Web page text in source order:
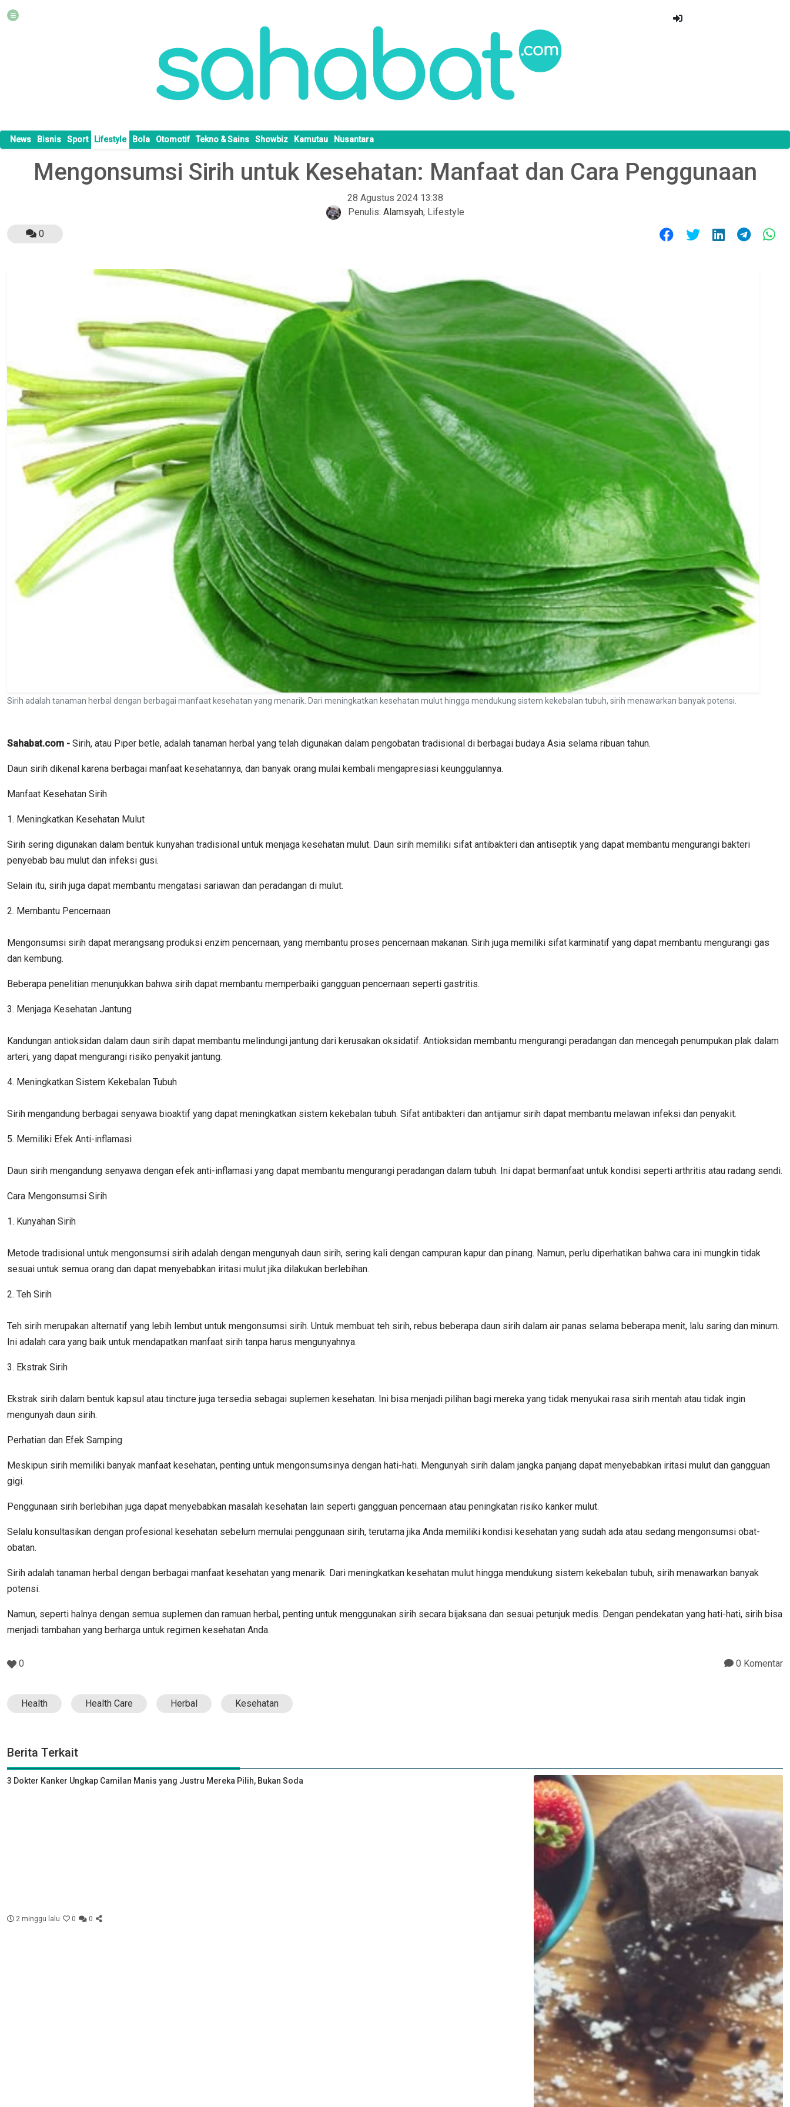
News Bisnis Sport Lifestyle Bola Otomotif Tekno & Sains Showbiz Kamutau Nusantara
Mengonsumsi Sirih untuk Kesehatan: Manfaat dan Cara Penggunaan
28 Agustus 2024 13:38
Penulis: Alamsyah, Lifestyle
0
Sirih adalah tanaman herbal dengan berbagai manfaat kesehatan yang menarik. Dari meningkatkan kesehatan mulut hingga mendukung sistem kekebalan tubuh, sirih menawarkan banyak potensi.
Sahabat.com - Sirih, atau Piper betle, adalah tanaman herbal yang telah digunakan dalam pengobatan tradisional di berbagai budaya Asia selama ribuan tahun.
Daun sirih dikenal karena berbagai manfaat kesehatannya, dan banyak orang mulai kembali mengapresiasi keunggulannya.
Manfaat Kesehatan Sirih
1. Meningkatkan Kesehatan Mulut
Sirih sering digunakan dalam bentuk kunyahan tradisional untuk menjaga kesehatan mulut. Daun sirih memiliki sifat antibakteri dan antiseptik yang dapat membantu mengurangi bakteri
penyebab bau mulut dan infeksi gusi.
Selain itu, sirih juga dapat membantu mengatasi sariawan dan peradangan di mulut.
2. Membantu Pencernaan
Mengonsumsi sirih dapat merangsang produksi enzim pencernaan, yang membantu proses pencernaan makanan. Sirih juga memiliki sifat karminatif yang dapat membantu mengurangi gas
dan kembung.
Beberapa penelitian menunjukkan bahwa sirih dapat membantu memperbaiki gangguan pencernaan seperti gastritis.
3. Menjaga Kesehatan Jantung
Kandungan antioksidan dalam daun sirih dapat membantu melindungi jantung dari kerusakan oksidatif. Antioksidan membantu mengurangi peradangan dan mencegah penumpukan plak dalam
arteri, yang dapat mengurangi risiko penyakit jantung.
4. Meningkatkan Sistem Kekebalan Tubuh
Sirih mengandung berbagai senyawa bioaktif yang dapat meningkatkan sistem kekebalan tubuh. Sifat antibakteri dan antijamur sirih dapat membantu melawan infeksi dan penyakit.
5. Memiliki Efek Anti-inflamasi
Daun sirih mengandung senyawa dengan efek anti-inflamasi yang dapat membantu mengurangi peradangan dalam tubuh. Ini dapat bermanfaat untuk kondisi seperti arthritis atau radang sendi.
Cara Mengonsumsi Sirih
1. Kunyahan Sirih
Metode tradisional untuk mengonsumsi sirih adalah dengan mengunyah daun sirih, sering kali dengan campuran kapur dan pinang. Namun, perlu diperhatikan bahwa cara ini mungkin tidak
sesuai untuk semua orang dan dapat menyebabkan iritasi mulut jika dilakukan berlebihan.
2. Teh Sirih
Teh sirih merupakan alternatif yang lebih lembut untuk mengonsumsi sirih. Untuk membuat teh sirih, rebus beberapa daun sirih dalam air panas selama beberapa menit, lalu saring dan minum.
Ini adalah cara yang baik untuk mendapatkan manfaat sirih tanpa harus mengunyahnya.
3. Ekstrak Sirih
Ekstrak sirih dalam bentuk kapsul atau tincture juga tersedia sebagai suplemen kesehatan. Ini bisa menjadi pilihan bagi mereka yang tidak menyukai rasa sirih mentah atau tidak ingin
mengunyah daun sirih.
Perhatian dan Efek Samping
Meskipun sirih memiliki banyak manfaat kesehatan, penting untuk mengonsumsinya dengan hati-hati. Mengunyah sirih dalam jangka panjang dapat menyebabkan iritasi mulut dan gangguan
gigi.
Penggunaan sirih berlebihan juga dapat menyebabkan masalah kesehatan lain seperti gangguan pencernaan atau peningkatan risiko kanker mulut.
Selalu konsultasikan dengan profesional kesehatan sebelum memulai penggunaan sirih, terutama jika Anda memiliki kondisi kesehatan yang sudah ada atau sedang mengonsumsi obat-
obatan.
Sirih adalah tanaman herbal dengan berbagai manfaat kesehatan yang menarik. Dari meningkatkan kesehatan mulut hingga mendukung sistem kekebalan tubuh, sirih menawarkan banyak
potensi.
Namun, seperti halnya dengan semua suplemen dan ramuan herbal, penting untuk menggunakan sirih secara bijaksana dan sesuai petunjuk medis. Dengan pendekatan yang hati-hati, sirih bisa
menjadi tambahan yang berharga untuk regimen kesehatan Anda.
0 0 Komentar
Health Health Care Herbal Kesehatan
Berita Terkait
3 Dokter Kanker Ungkap Camilan Manis yang Justru Mereka Pilih, Bukan Soda
2 minggu lalu 0 0